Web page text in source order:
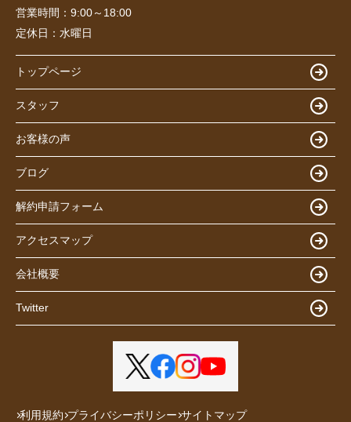
営業時間： 9:00～18:00
定休日： 水曜日
トップページ
スタッフ
お客様の声
ブログ
解約申請フォーム
アクセスマップ
会社概要
Twitter
利用規約 プライバシーポリシー サイトマップ